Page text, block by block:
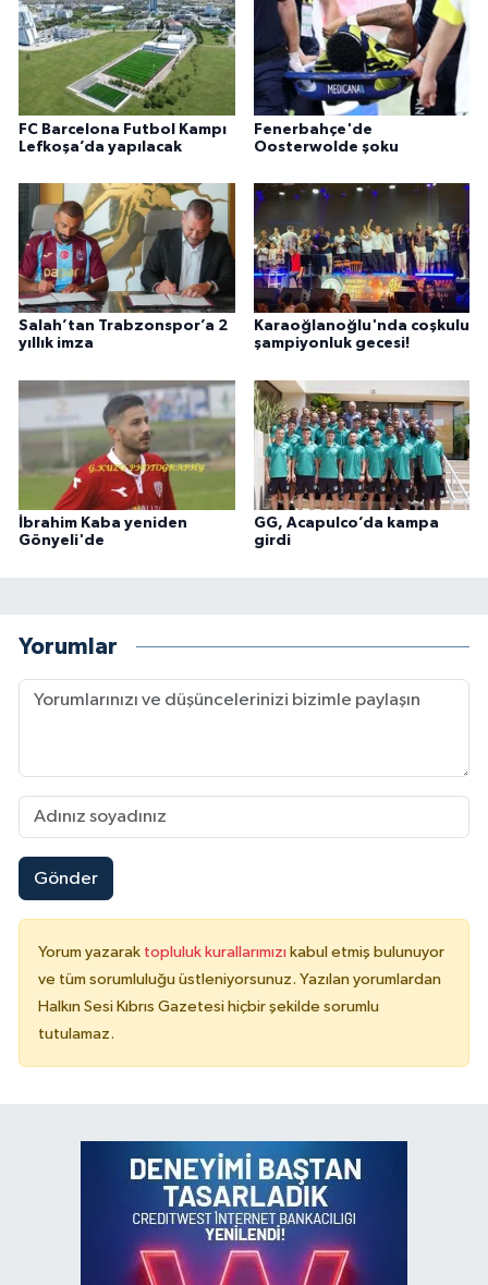
FC Barcelona Futbol Kampı
Lefkoşa’da yapılacak
Fenerbahçe'de
Oosterwolde şoku
Salah’tan Trabzonspor’a 2
yıllık imza
Karaoğlanoğlu'nda coşkulu
şampiyonluk gecesi!
İbrahim Kaba yeniden
Gönyeli'de
GG, Acapulco’da kampa
girdi
Yorumlar
Gönder
Yorum yazarak topluluk kurallarımızı kabul etmiş bulunuyor
ve tüm sorumluluğu üstleniyorsunuz. Yazılan yorumlardan
Halkın Sesi Kıbrıs Gazetesi hiçbir şekilde sorumlu
tutulamaz.